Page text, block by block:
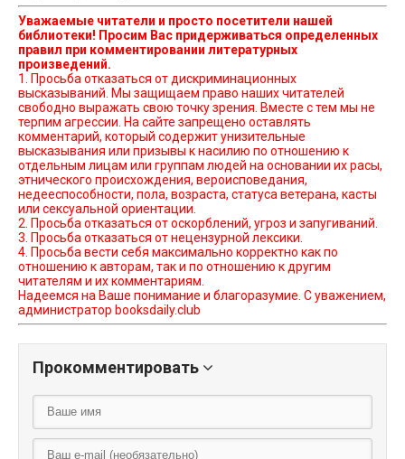
Уважаемые читатели и просто посетители нашей
библиотеки! Просим Вас придерживаться определенных
правил при комментировании литературных
произведений.
1. Просьба отказаться от дискриминационных
высказываний. Мы защищаем право наших читателей
свободно выражать свою точку зрения. Вместе с тем мы не
терпим агрессии. На сайте запрещено оставлять
комментарий, который содержит унизительные
высказывания или призывы к насилию по отношению к
отдельным лицам или группам людей на основании их расы,
этнического происхождения, вероисповедания,
недееспособности, пола, возраста, статуса ветерана, касты
или сексуальной ориентации.
2. Просьба отказаться от оскорблений, угроз и запугиваний.
3. Просьба отказаться от нецензурной лексики.
4. Просьба вести себя максимально корректно как по
отношению к авторам, так и по отношению к другим
читателям и их комментариям.
Надеемся на Ваше понимание и благоразумие. С уважением,
администратор booksdaily.club
Прокомментировать